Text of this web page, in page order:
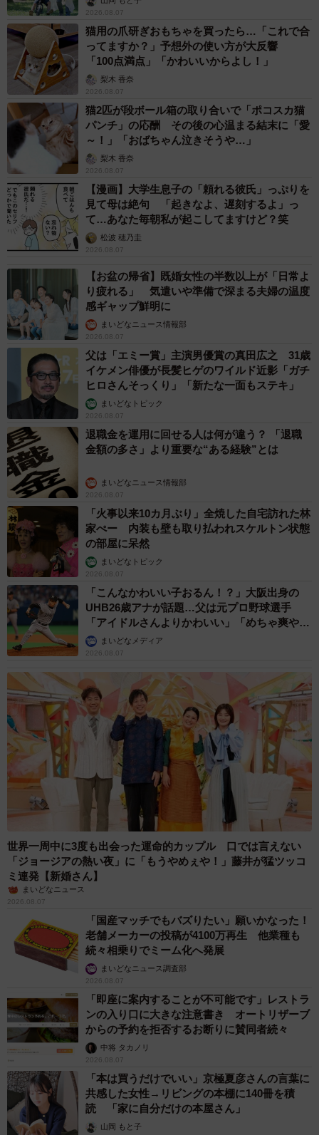
2026.08.07
猫用の爪研ぎおもちゃを買ったら…「これで合
ってますか？」予想外の使い方が大反響
「100点満点」「かわいいからよし！」
梨木 香奈
2026.08.07
猫2匹が段ボール箱の取り合いで「ポコスカ猫
パンチ」の応酬 その後の心温まる結末に「愛
～！」「おばちゃん泣きそうや…」
梨木 香奈
2026.08.07
【漫画】大学生息子の「頼れる彼氏」っぷりを
見て母は絶句 「起きなよ、遅刻するよ」っ
て…あなた毎朝私が起こしてますけど？笑
松波 穂乃圭
2026.08.07
【お盆の帰省】既婚女性の半数以上が「日常よ
り疲れる」 気遣いや準備で深まる夫婦の温度
感ギャップ鮮明に
まいどなニュース情報部
2026.08.07
父は「エミー賞」主演男優賞の真田広之 31歳
イケメン俳優が長髪ヒゲのワイルド近影「ガチ
ヒロさんそっくり」「新たな一面もステキ」
まいどなトピック
2026.08.07
退職金を運用に回せる人は何が違う？ 「退職
金額の多さ」より重要な“ある経験”とは
まいどなニュース情報部
2026.08.07
「火事以来10カ月ぶり」全焼した自宅訪れた林
家ぺー 内装も壁も取り払われスケルトン状態
の部屋に呆然
まいどなトピック
2026.08.07
「こんなかわいい子おるん！？」大阪出身の
UHB26歳アナが話題…父は元プロ野球選手
「アイドルさんよりかわいい」「めちゃ爽や
か」まいどなメディア
2026.08.07
世界一周中に3度も出会った運命的カップル 口では言えない
「ジョージアの熱い夜」に「もうやめぇや！」藤井が猛ツッコ
ミ連発【新婚さん】
まいどなニュース
2026.08.07
「国産マッチでもバズりたい」願いかなった！
老舗メーカーの投稿が4100万再生 他業種も
続々相乗りでミーム化へ発展
まいどなニュース調査部
2026.08.07
「即座に案内することが不可能です」レストラ
ンの入り口に大きな注意書き オートリザーブ
からの予約を拒否するお断りに賛同者続々
中将 タカノリ
2026.08.07
「本は買うだけでいい」京極夏彦さんの言葉に
共感した女性→リビングの本棚に140冊を積
読 「家に自分だけの本屋さん」
山岡 もと子